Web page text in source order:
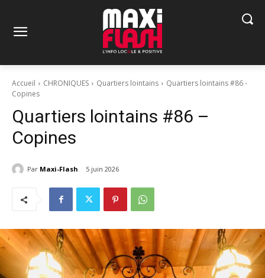
Accueil CHRONIQUES Quartiers lointains
Quartiers lointains #86 -
Copines
Quartiers lointains #86 –
Copines
Par Maxi-Flash 5 juin 2026